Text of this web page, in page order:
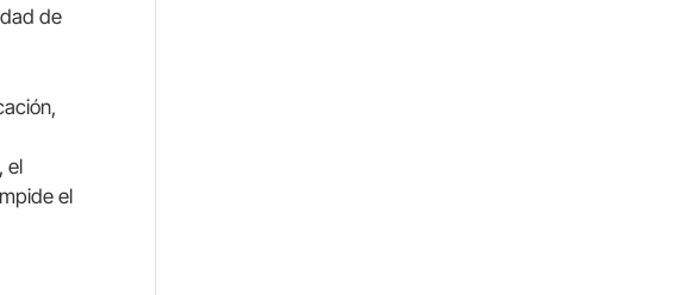
de
el
el